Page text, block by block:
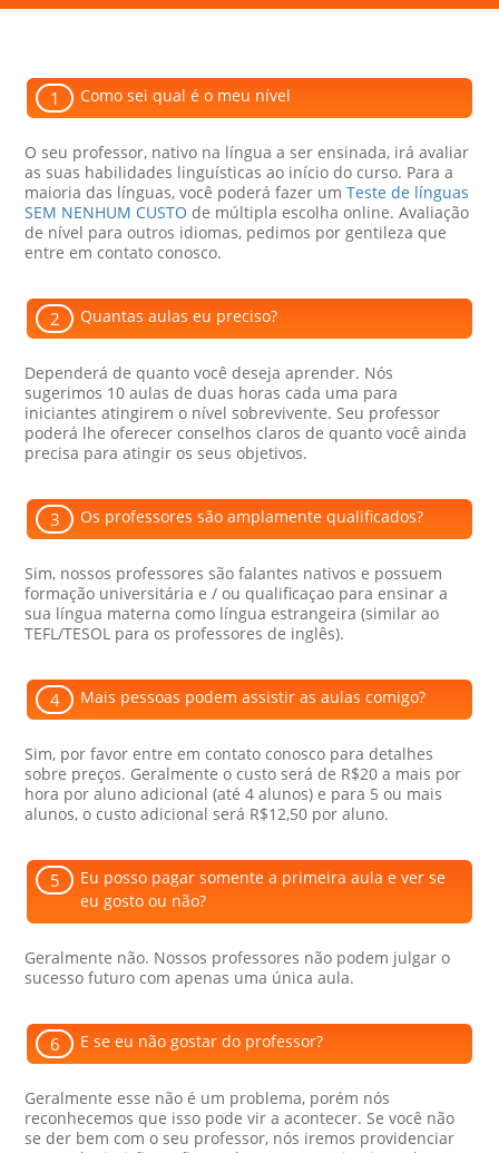
1 Como sei qual é o meu nível
O seu professor, nativo na língua a ser ensinada, irá avaliar
as suas habilidades linguísticas ao início do curso. Para a
maioria das línguas, você poderá fazer umTeste de línguas
SEM NENHUM CUSTO de múltipla escolha online. Avaliação
de nível para outros idiomas, pedimos por gentileza que
entre em contato conosco.
2 Quantas aulas eu preciso?
Dependerá de quanto você deseja aprender. Nós
sugerimos 10 aulas de duas horas cada uma para
iniciantes atingirem o nível sobrevivente. Seu professor
poderá lhe oferecer conselhos claros de quanto você ainda
precisa para atingir os seus objetivos.
3 Os professores são amplamente qualificados?
Sim, nossos professores são falantes nativos e possuem
formação universitária e / ou qualificaçao para ensinar a
sua língua materna como língua estrangeira (similar ao
TEFL/TESOL para os professores de inglês).
4 Mais pessoas podem assistir as aulas comigo?
Sim, por favor entre em contato conosco para detalhes
sobre preços. Geralmente o custo será de R$20 a mais por
hora por aluno adicional (até 4 alunos) e para 5 ou mais
alunos, o custo adicional será R$12,50 por aluno.
5
Eu posso pagar somente a primeira aula e ver se
eu gosto ou não?
Geralmente não. Nossos professores não podem julgar o
sucesso futuro com apenas uma única aula.
6 E se eu não gostar do professor?
Geralmente esse não é um problema, porém nós
reconhecemos que isso pode vir a acontecer. Se você não
se der bem com o seu professor, nós iremos providenciar